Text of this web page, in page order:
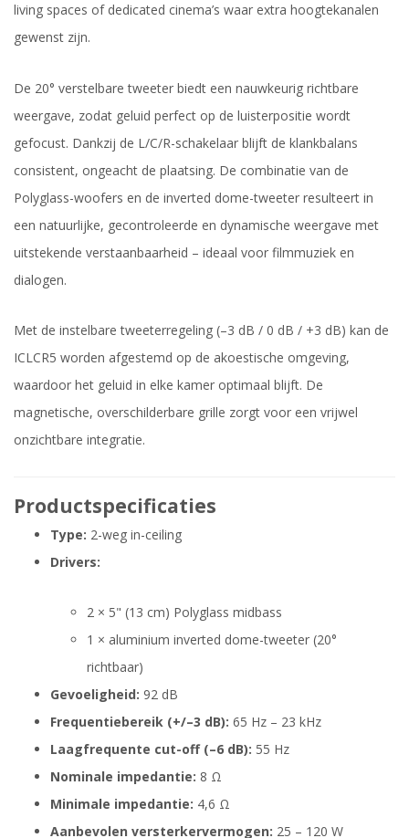
living spaces of dedicated cinema’s waar extra hoogtekanalen
gewenst zijn.
De 20° verstelbare tweeter biedt een nauwkeurig richtbare
weergave, zodat geluid perfect op de luisterpositie wordt
gefocust. Dankzij de L/C/R-schakelaar blijft de klankbalans
consistent, ongeacht de plaatsing. De combinatie van de
Polyglass-woofers en de inverted dome-tweeter resulteert in
een natuurlijke, gecontroleerde en dynamische weergave met
uitstekende verstaanbaarheid – ideaal voor filmmuziek en
dialogen.
Met de instelbare tweeterregeling (–3 dB / 0 dB / +3 dB) kan de
ICLCR5 worden afgestemd op de akoestische omgeving,
waardoor het geluid in elke kamer optimaal blijft. De
magnetische, overschilderbare grille zorgt voor een vrijwel
onzichtbare integratie.
Productspecificaties
Type: 2-weg in-ceiling
Drivers:
2 × 5" (13 cm) Polyglass midbass
1 × aluminium inverted dome-tweeter (20°
richtbaar)
Gevoeligheid: 92 dB
Frequentiebereik (+/–3 dB): 65 Hz – 23 kHz
Laagfrequente cut-off (–6 dB): 55 Hz
Nominale impedantie: 8 Ω
Minimale impedantie: 4,6 Ω
Aanbevolen versterkervermogen: 25 – 120 W